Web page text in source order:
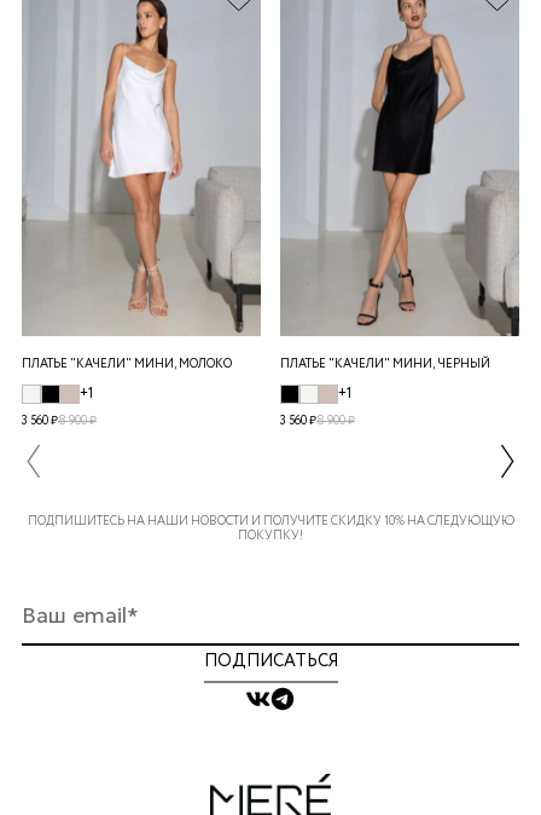
ПЛАТЬЕ "КАЧЕЛИ" МИНИ, МОЛОКО
+1
3 560 ₽8 900 ₽
ПЛАТЬЕ "КАЧЕЛИ" МИНИ, ЧЕРНЫЙ
+1
3 560 ₽8 900 ₽
ПОДПИШИТЕСЬ НА НАШИ НОВОСТИ И ПОЛУЧИТЕ СКИДКУ 10% НА СЛЕДУЮЩУЮ
ПОКУПКУ!
ПОДПИСАТЬСЯ